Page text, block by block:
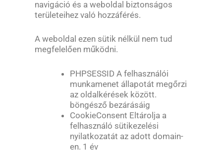
navigáció és a weboldal biztonságos
területeihez való hozzáférés.
A weboldal ezen sütik nélkül nem tud
megfelelően működni.
PHPSESSID A felhasználói
munkamenet állapotát megőrzi
az oldalkérések között.
böngésző bezárásáig
CookieConsent Eltárolja a
felhasználó sütikezelési
nyilatkozatát az adott domain-
en. 1 év